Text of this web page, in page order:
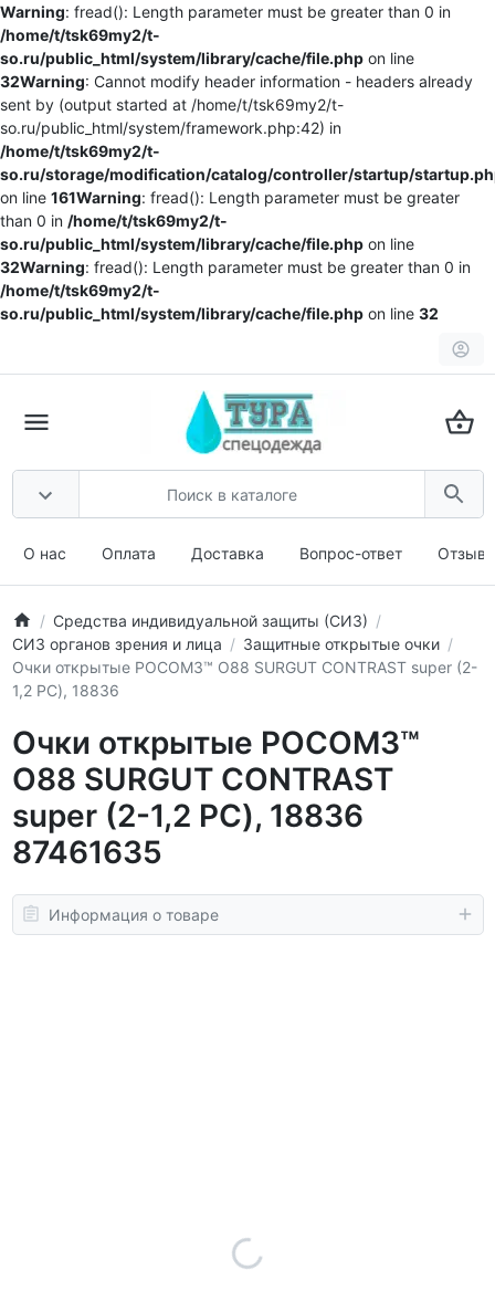
Warning: fread(): Length parameter must be greater than 0 in
/home/t/tsk69my2/t-
so.ru/public_html/system/library/cache/file.php on line
32Warning: Cannot modify header information - headers already
sent by (output started at /home/t/tsk69my2/t-
so.ru/public_html/system/framework.php:42) in
/home/t/tsk69my2/t-
so.ru/storage/modification/catalog/controller/startup/
on line 161Warning: fread(): Length parameter must be greater
than 0 in /home/t/tsk69my2/t-
so.ru/public_html/system/library/cache/file.php on line
32Warning: fread(): Length parameter must be greater than 0 in
/home/t/tsk69my2/t-
so.ru/public_html/system/library/cache/file.php on line 32
О нас Оплата Доставка Вопрос-ответ
Средства индивидуальной защиты (СИЗ)
СИЗ органов зрения и лица
Защитные открытые очки
Очки открытые РОСОМЗ™ О88 SURGUT CONTRAST super (2-
1,2 РС), 18836
Очки открытые РОСОМЗ™
О88 SURGUT CONTRAST
super (2-1,2 РС), 18836
87461635
Информация о товаре